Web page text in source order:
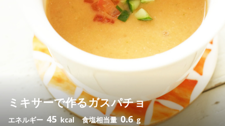
ミキサーで作るガスパチョ
エネルギー 45 kcal 食塩相当量0.6 g